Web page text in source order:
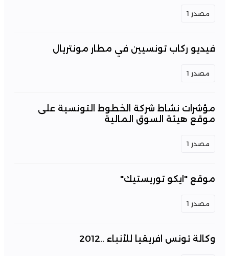
مصدر 1
فيديو ركاب تونسيين في مطار مونتريال
مصدر 1
مؤشرات نشاط شركة الخطوط التونسية على
موقع هيئة السوق المالية
مصدر 1
موقع "ايكو توريستيك"
مصدر 1
وكالة تونس افريقيا للأنباء ..2012